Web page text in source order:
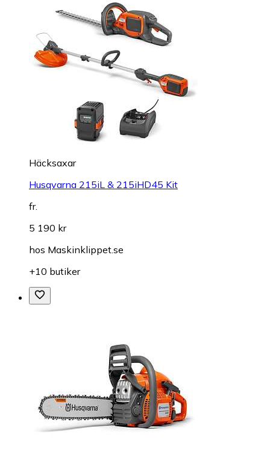
Häcksaxar
Husqvarna 215iL & 215iHD45 Kit
fr.
5 190 kr
hos Maskinklippet.se
+10 butiker